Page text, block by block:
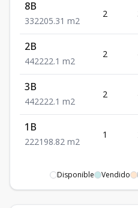
8B
332205.31 m2
2
2B
442222.1 m2
2
3B
442222.1 m2
2
1B
222198.82 m2
1
Disponible Vendido